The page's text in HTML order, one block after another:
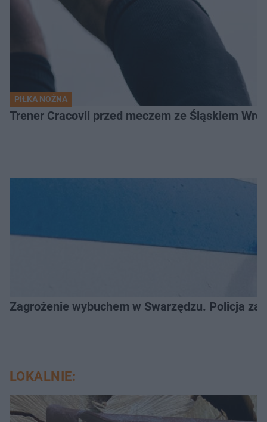
PIŁKA NOŻNA
Trener Cracovii przed meczem ze Śląskiem
Zagrożenie wybuchem w Swarzędzu. Policja
LOKALNIE: